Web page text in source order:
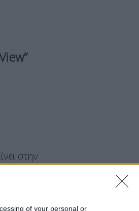
of your personal or
στην
οι
η
29